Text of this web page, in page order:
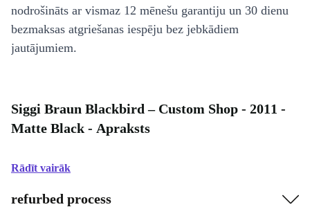
nodrošināts ar vismaz 12 mēnešu garantiju un 30 dienu
bezmaksas atgriešanas iespēju bez jebkādiem
jautājumiem.
Siggi Braun Blackbird – Custom Shop - 2011 -
Matte Black - Apraksts
Rādīt vairāk
refurbed process